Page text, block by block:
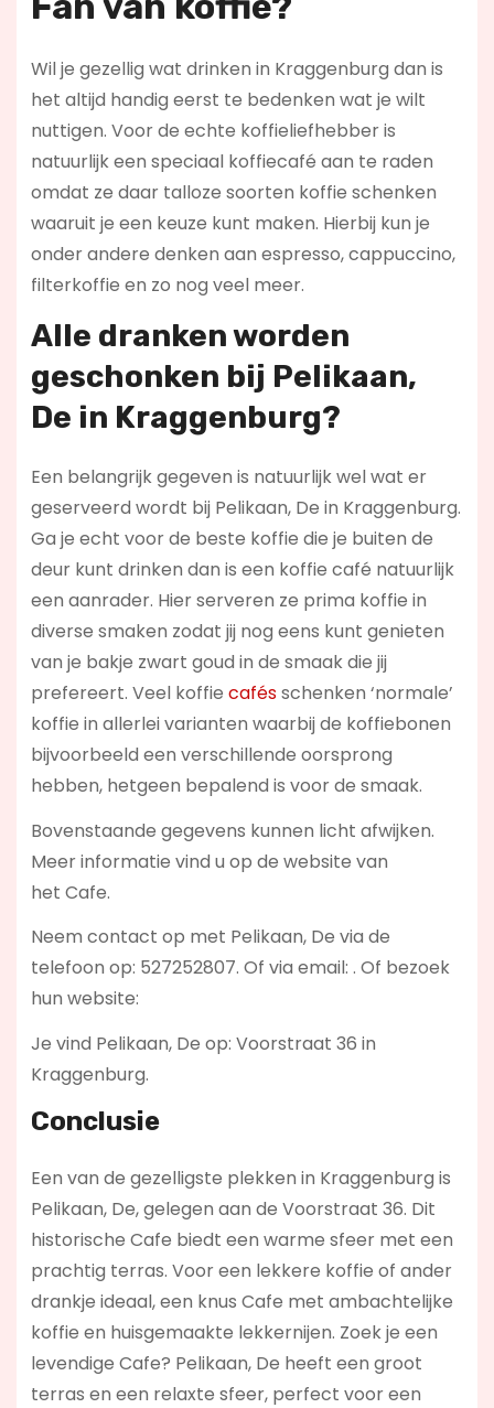
Wil je gezellig wat drinken in Kraggenburg dan is
het altijd handig eerst te bedenken wat je wilt
nuttigen. Voor de echte koffieliefhebber is
natuurlijk een speciaal koffiecafé aan te raden
omdat ze daar talloze soorten koffie schenken
waaruit je een keuze kunt maken. Hierbij kun je
onder andere denken aan espresso, cappuccino,
filterkoffie en zo nog veel meer.
Alle dranken worden
geschonken bij Pelikaan,
De in Kraggenburg?
Een belangrijk gegeven is natuurlijk wel wat er
geserveerd wordt bij Pelikaan, De in Kraggenburg.
Ga je echt voor de beste koffie die je buiten de
deur kunt drinken dan is een koffie café natuurlijk
een aanrader. Hier serveren ze prima koffie in
diverse smaken zodat jij nog eens kunt genieten
van je bakje zwart goud in de smaak die jij
prefereert. Veel koffie cafésschenken ‘normale’
koffie in allerlei varianten waarbij de koffiebonen
bijvoorbeeld een verschillende oorsprong
hebben, hetgeen bepalend is voor de smaak.
Bovenstaande gegevens kunnen licht afwijken.
Meer informatie vind u op de website van
het Cafe.
Neem contact op met Pelikaan, De via de
telefoon op: 527252807. Of via email: . Of bezoek
hun website:
Je vind Pelikaan, De op: Voorstraat 36 in
Kraggenburg.
Conclusie
Een van de gezelligste plekken in Kraggenburg is
Pelikaan, De, gelegen aan de Voorstraat 36. Dit
historische Cafe biedt een warme sfeer met een
prachtig terras. Voor een lekkere koffie of ander
drankje ideaal, een knus Cafe met ambachtelijke
koffie en huisgemaakte lekkernijen. Zoek je een
levendige Cafe? Pelikaan, De heeft een groot
terras en een relaxte sfeer, perfect voor een